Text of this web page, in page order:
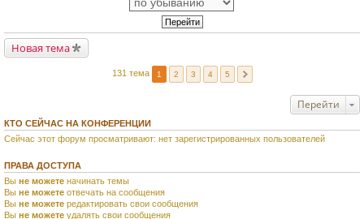
Новая тема
131 тема 1 2 3 4 5
Перейти
КТО СЕЙЧАС НА КОНФЕРЕНЦИИ
Сейчас этот форум просматривают: нет зарегистрированных пользователей
ПРАВА ДОСТУПА
Вы не можете начинать темы
Вы не можете отвечать на сообщения
Вы не можете редактировать свои сообщения
Вы не можете удалять свои сообщения